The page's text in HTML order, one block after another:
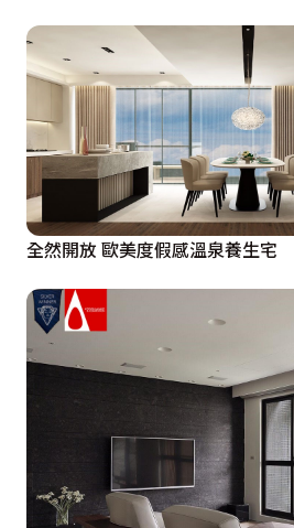
全然開放 歐美度假感溫泉養生宅